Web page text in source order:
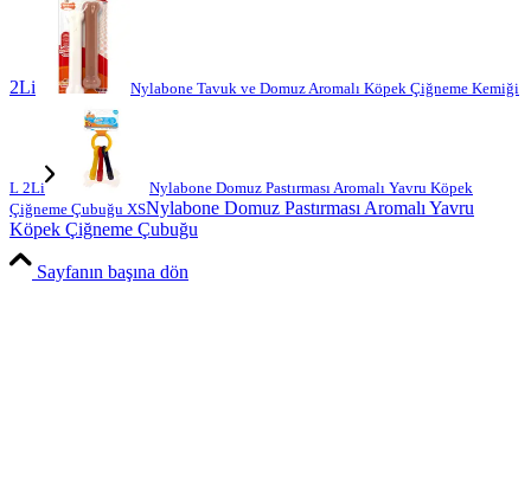
2Li Nylabone Tavuk ve Domuz Aromalı Köpek Çiğneme Kemiği
L 2Li
Nylabone Domuz Pastırması Aromalı Yavru Köpek
Çiğneme Çubuğu XSNylabone Domuz Pastırması Aromalı Yavru
Köpek Çiğneme Çubuğu
Sayfanın başına dön